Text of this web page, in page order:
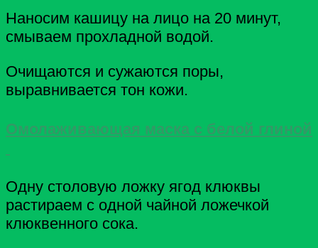
Наносим кашицу на лицо на 20 минут,
смываем прохладной водой.
Очищаются и сужаются поры,
выравнивается тон кожи.
Омолаживающая маска с белой глиной
Одну столовую ложку ягод клюквы
растираем с одной чайной ложечкой
клюквенного сока.